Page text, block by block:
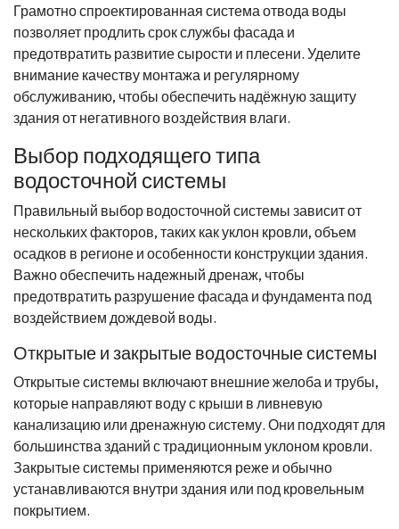
Грамотно спроектированная система отвода воды
позволяет продлить срок службы фасада и
предотвратить развитие сырости и плесени. Уделите
внимание качеству монтажа и регулярному
обслуживанию, чтобы обеспечить надёжную защиту
здания от негативного воздействия влаги.
Выбор подходящего типа
водосточной системы
Правильный выбор водосточной системы зависит от
нескольких факторов, таких как уклон кровли, объем
осадков в регионе и особенности конструкции здания.
Важно обеспечить надежный дренаж, чтобы
предотвратить разрушение фасада и фундамента под
воздействием дождевой воды.
Открытые и закрытые водосточные системы
Открытые системы включают внешние желоба и трубы,
которые направляют воду с крыши в ливневую
канализацию или дренажную систему. Они подходят для
большинства зданий с традиционным уклоном кровли.
Закрытые системы применяются реже и обычно
устанавливаются внутри здания или под кровельным
покрытием.